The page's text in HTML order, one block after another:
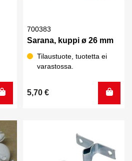
700383
Sarana, kuppi ø 26 mm
Tilaustuote, tuotetta ei
varastossa.
5,70 €